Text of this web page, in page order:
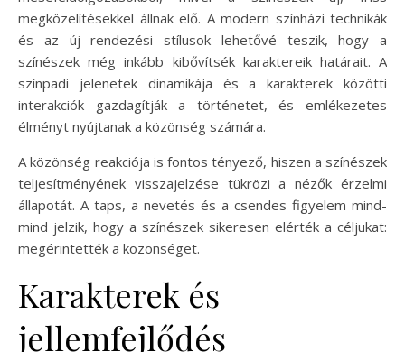
megközelítésekkel állnak elő. A modern színházi technikák
és az új rendezési stílusok lehetővé teszik, hogy a
színészek még inkább kibővítsék karaktereik határait. A
színpadi jelenetek dinamikája és a karakterek közötti
interakciók gazdagítják a történetet, és emlékezetes
élményt nyújtanak a közönség számára.
A közönség reakciója is fontos tényező, hiszen a színészek
teljesítményének visszajelzése tükrözi a nézők érzelmi
állapotát. A taps, a nevetés és a csendes figyelem mind-
mind jelzik, hogy a színészek sikeresen elérték a céljukat:
megérintették a közönséget.
Karakterek és
jellemfejlődés